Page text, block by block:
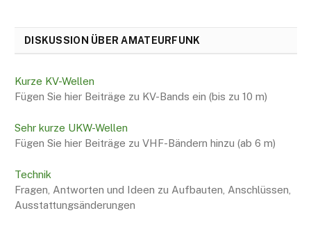
DISKUSSION ÜBER AMATEURFUNK
Kurze KV-Wellen
Fügen Sie hier Beiträge zu KV-Bands ein (bis zu 10 m)
Sehr kurze UKW-Wellen
Fügen Sie hier Beiträge zu VHF-Bändern hinzu (ab 6 m)
Technik
Fragen, Antworten und Ideen zu Aufbauten, Anschlüssen,
Ausstattungsänderungen